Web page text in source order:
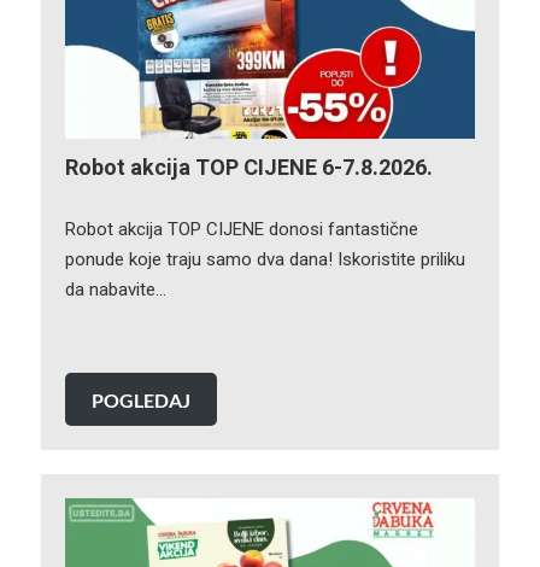
Robot akcija TOP CIJENE 6-7.8.2026.
Robot akcija TOP CIJENE donosi fantastične
ponude koje traju samo dva dana! Iskoristite priliku
da nabavite…
POGLEDAJ